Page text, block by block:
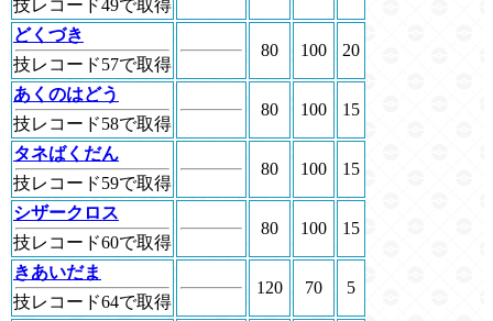
技レコード49で取得
どくづき
技レコード57で取得
80 100 20
あくのはどう
技レコード58で取得
80 100 15
タネばくだん
技レコード59で取得
80 100 15
シザークロス
技レコード60で取得
80 100 15
きあいだま
技レコード64で取得
120 70 5